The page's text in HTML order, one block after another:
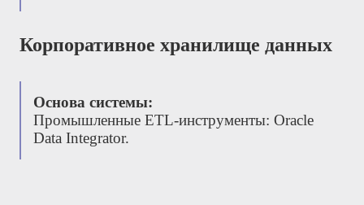
Корпоративное хранилище данных
Основа системы:
Промышленные ETL-инструменты: Oracle
Data Integrator.